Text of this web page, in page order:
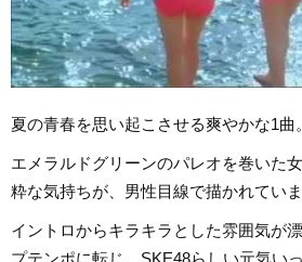
夏の青春を思い起こさせる爽やかな1曲。
エメラルドグリーンのパレオを巻いた
粋な気持ちが、男性目線で描かれていま
イントロからキラキラとした雰囲気が